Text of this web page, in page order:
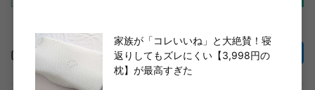
この記事をシェア
家族が「コレいいね」と大絶賛！寝
返りしてもズレにくい【3,998円の
枕】が最高すぎた